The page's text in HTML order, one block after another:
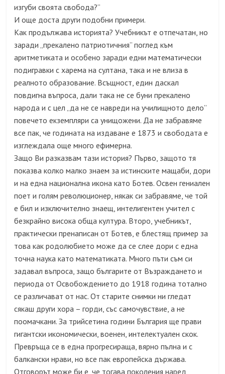
изгуби своята свобода?”
И още доста други подобни примери.
Как продължава историята? Учебникът е отпечатан, но
заради „прекалено патриотичния” поглед към
аритметиката и особено заради едни математически
подигравки с харема на султана, така и не влиза в
реалното образование. Всъщност, един даскал
повдигна въпроса, дали така не се буни прекалено
народа и с цел „да не се навреди на училищното дело”
повечето екземпляри са унищожени. Да не забравяме
все пак, че годината на издаване е 1873 и свободата е
изглеждала още много ефимерна.
Защо Ви разказвам тази история? Първо, защото тя
показва колко малко знаем за истинските мащаби, дори
и на една национална икона като Ботев. Освен гениален
поет и голям революционер, някак си забравяме, че той
е бил и изключително знаещ, интелигентен учител с
безкрайно висока обща култура. Второ, учебникът,
практически пренаписан от Ботев, е блестящ пример за
това как родолюбието може да се слее дори с една
точна наука като математиката. Много пъти съм си
задавал въпроса, защо българите от Възраждането и
периода от Освобождението до 1918 година тотално
се различават от нас. От старите снимки ни гледат
сякаш други хора – горди, със самочувствие, а не
поомачкани. За трийсетина години България ще прави
гигантски икономически, военен, интелектуален скок.
Превръща се в една прогресираща, вярно пълна и с
балкански нрави, но все пак европейска държава.
Отговорът може би е, че тогава поколения наред